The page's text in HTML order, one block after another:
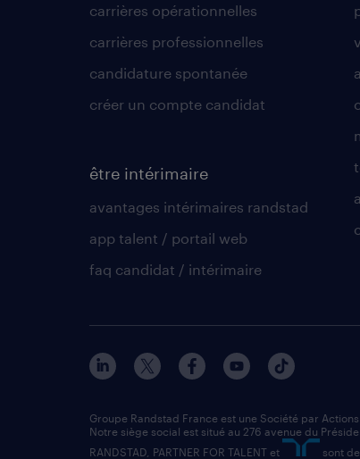
carrières opérationnelles
carrières professionnelles
candidature spontanée
créer un compte candidat
être intérimaire
avantages intérimaires randstad
app talent / portail web
faq candidat / intérimaire
Groupe Randstad France est une Société par
Notre siège social est situé au 276 avenue du
RANDSTAD, PARTNER FOR TALENT et
sont